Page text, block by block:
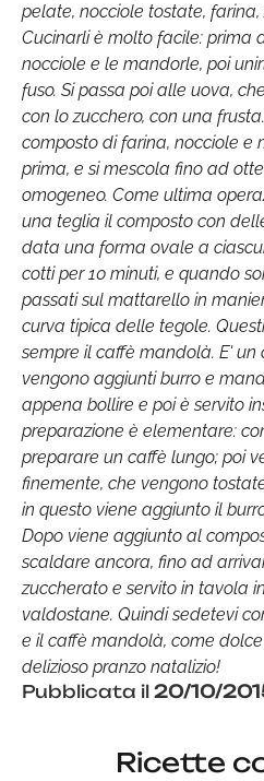
pelate, nocciole tostate, farina,
Cucinarli è molto facile: prima
nocciole e le mandorle, poi
fuso. Si passa poi alle uova,
con lo zucchero, con una
composto di farina, nocciole e
prima, e si mescola fino ad
omogeneo. Come ultima
una teglia il composto con
data una forma ovale a
cotti per 10 minuti, e quando
passati sul mattarello in
curva tipica delle tegole.
sempre il caffè mandolà. E'
vengono aggiunti burro e
appena bollire e poi è servito
preparazione è elementare:
preparare un caffè lungo; poi
finemente, che vengono
in questo viene aggiunto il
Dopo viene aggiunto al
scaldare ancora, fino ad
zuccherato e servito in tavola
valdostane. Quindi sedetevi
e il caffè mandolà, come
delizioso pranzo natalizio!
Pubblicata il 20/10/
Ricette